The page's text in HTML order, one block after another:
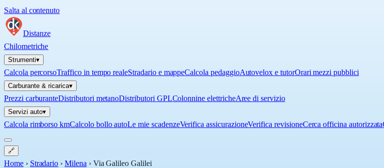
Salta al contenuto
Distanze
Chilometriche
Strumenti▾
Calcola percorsoTraffico in tempo realeStradario e mappeCalcola pedaggioAutovelox e tutorOrari mezzi pubblici
Carburante & ricarica▾
Prezzi carburanteDistributori metanoDistributori GPLColonnine elettricheAree di servizio
Servizi auto▾
Calcola rimborso kmCalcolo bollo autoLe mie scadenzeVerifica assicurazioneVerifica revisioneCerca officina autorizzata
🔗
Home › Stradario › Milena › Via Galileo Galilei